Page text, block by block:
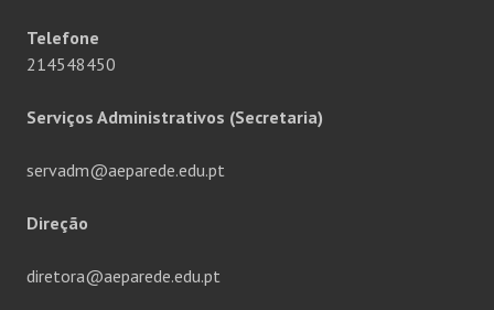
Telefone
214548450
Serviços Administrativos (Secretaria)
servadm@aeparede.edu.pt
Direção
diretora@aeparede.edu.pt